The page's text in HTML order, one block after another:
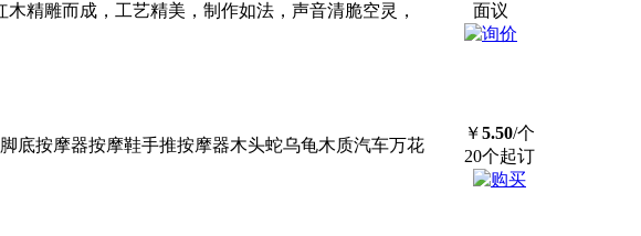
精雕而成，工艺精美，制作如法，声音清脆空灵，
面议
底按摩器按摩鞋手推按摩器木头蛇乌龟木质汽车万花
￥5.50/个
20个起订